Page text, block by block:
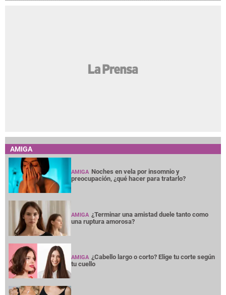
AMIGA
AMIGA Noches en vela por insomnio y
preocupación, ¿qué hacer para tratarlo?
AMIGA ¿Terminar una amistad duele tanto como
una ruptura amorosa?
AMIGA ¿Cabello largo o corto? Elige tu corte según
tu cuello